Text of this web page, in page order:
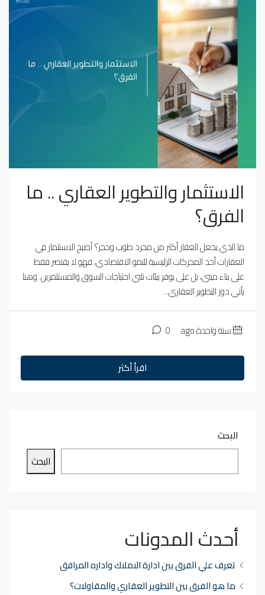
الاستثمار والتطوير العقاري .. ما
الفرق؟
ما الذي يجعل العقار أكثر من مجرد طوب وحجر؟ أصبح الاستثمار في
العقارات أحد المحركات الرئيسية للنمو الاقتصادي، فهو لا يقتصر فقط
على بناء مبنى، بل على يوفر بيئات تلبي احتياجات السوق والمستثمرين. وهنا
يأتي دور التطوير العقاري...
سنة واحدة ago 0
اقرأ أكثر
البحث
البحث
أحدث المدونات
تعرف علي الفرق بين ادارة الاملاك واداره المرافق
ما هو الفرق بين التطوير العقاري والمقاولات؟